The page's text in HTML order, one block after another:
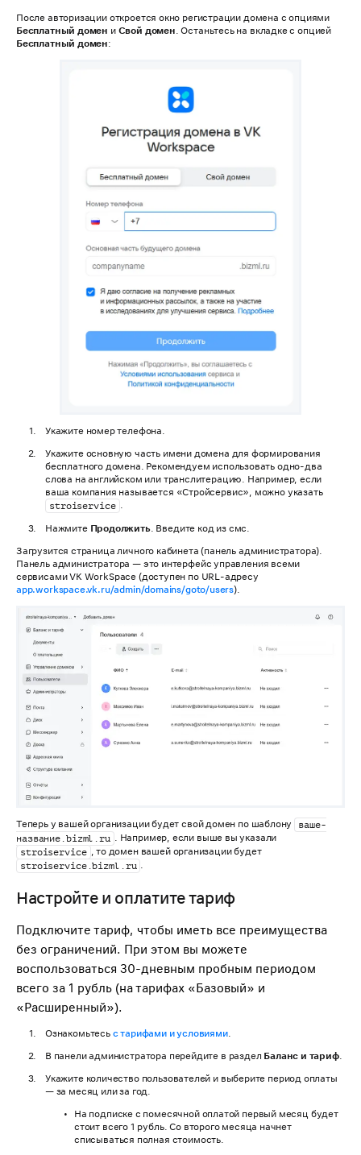
После авторизации откроется окно регистрации домена с опциями
Бесплатный домен и Свой домен. Останьтесь на вкладке с опцией
Бесплатный домен:
Укажите номер телефона.
Укажите основную часть имени домена для формирования
бесплатного домена. Рекомендуем использовать одно-два
слова на английском или транслитерацию. Например, если
ваша компания называется «Стройсервис», можно указать
stroiservice .
Нажмите Продолжить. Введите код из смс.
Загрузится страница личного кабинета (панель администратора).
Панель администратора — это интерфейс управления всеми
сервисами VK WorkSpace (доступен по URL-адресу
app.workspace.vk.ru/admin/domains/goto/users).
Теперь у вашей организации будет свой домен по шаблону
ваше-
название.bizml.ru . Например, если выше вы указали
stroiservice , то домен вашей организации будет
stroiservice.bizml.ru .
Настройте и оплатите тариф
Подключите тариф, чтобы иметь все преимущества
без ограничений. При этом вы можете
воспользоваться 30-дневным пробным периодом
всего за 1 рубль (на тарифах «Базовый» и
«Расширенный»).
Ознакомьтесь с тарифами и условиями.
В панели администратора перейдите в раздел Баланс и тариф.
Укажите количество пользователей и выберите период оплаты
— за месяц или за год.
На подписке с помесячной оплатой первый месяц будет
стоит всего 1 рубль. Со второго месяца начнет
списываться полная стоимость.